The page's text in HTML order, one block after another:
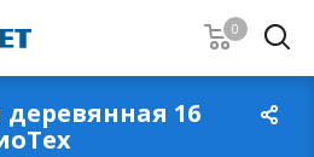
0
16